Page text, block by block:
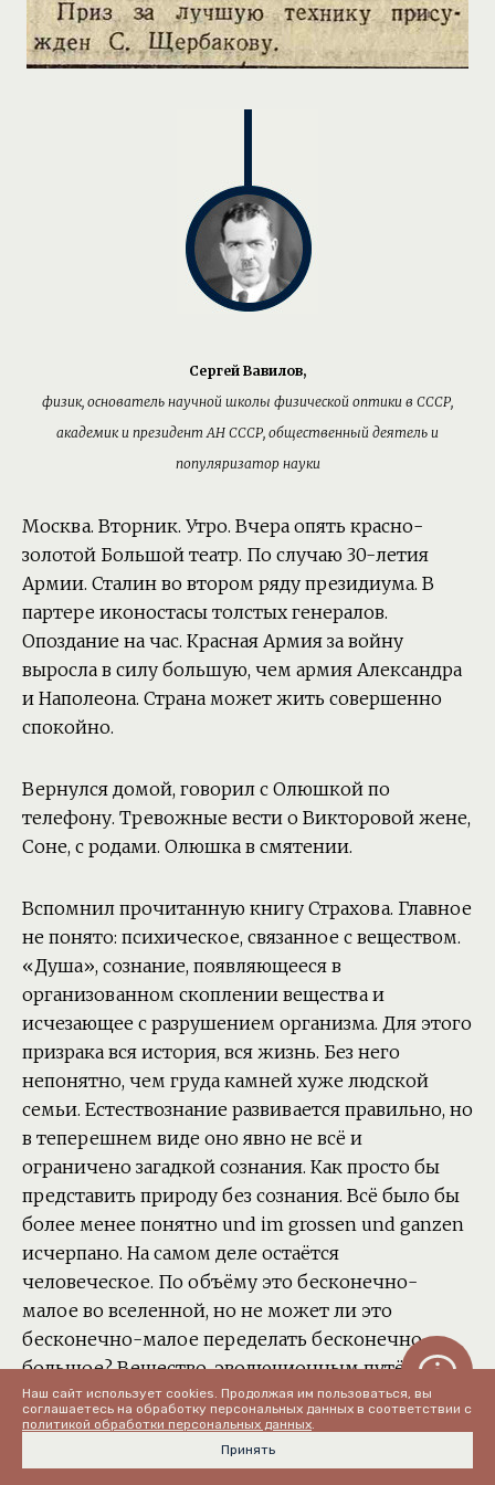
Сергей Вавилов,
физик, основатель научной школы физической оптики в СССР,
академик и президент АН СССР, общественный деятель и
популяризатор науки
Москва. Вторник. Утро. Вчера опять красно-
золотой Большой театр. По случаю 30-летия
Армии. Сталин во втором ряду президиума. В
партере иконостасы толстых генералов.
Опоздание на час. Красная Армия за войну
выросла в силу большую, чем армия Александра
и Наполеона. Страна может жить совершенно
спокойно.
Вернулся домой, говорил с Олюшкой по
телефону. Тревожные вести о Викторовой жене,
Соне, с родами. Олюшка в смятении.
Вспомнил прочитанную книгу Страхова. Главное
не понято: психическое, связанное с веществом.
«Душа», сознание, появляющееся в
организованном скоплении вещества и
исчезающее с разрушением организма. Для этого
призрака вся история, вся жизнь. Без него
непонятно, чем груда камней хуже людской
семьи. Естествознание развивается правильно, но
в теперешнем виде оно явно не всё и
ограничено загадкой сознания. Как просто бы
представить природу без сознания. Всё было бы
более менее понятно und im grossen und ganzen
исчерпано. На самом деле остаётся
человеческое. По объёму это бесконечно-
малое во вселенной, но не может ли это
бесконечно-малое переделать бесконечно-
большое? Вещество, эволюционным путём
превращающееся в могущественного бога,
обладателя ядерной энергии и прочего? Надо же
говорить о сознании полным голосом, не
Наш сайт использует cookies. Продолжая им пользоваться, вы
соглашаетесь на обработку персональных данных в соответствии с
политикой обработки персональных данных.
Принять